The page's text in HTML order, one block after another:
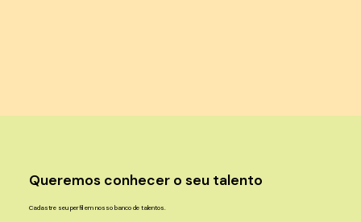
Queremos conhecer o seu talento
Cadastre seu perfil em nosso banco de talentos.